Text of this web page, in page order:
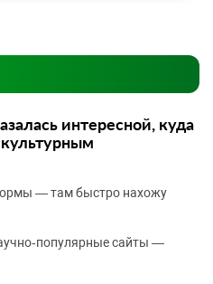
интересной, куда
— там быстро нахожу
сайты —